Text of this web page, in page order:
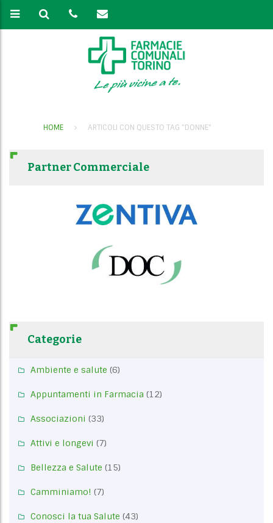
HOME ARTICOLI CON QUESTO TAG "DONNE"
Partner Commerciale
Categorie
Ambiente e salute (6)
Appuntamenti in Farmacia (12)
Associazioni (33)
Attivi e longevi (7)
Bellezza e Salute (15)
Camminiamo! (7)
Conosci la tua Salute (43)